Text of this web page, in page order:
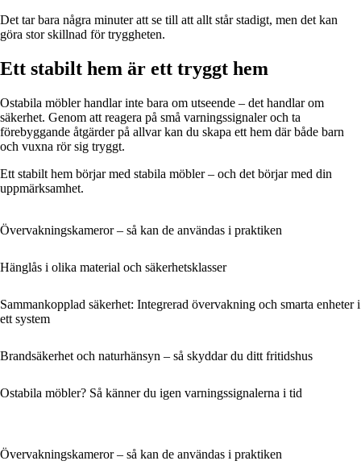
Det tar bara några minuter att se till att allt står stadigt, men det kan
göra stor skillnad för tryggheten.
Ett stabilt hem är ett tryggt hem
Ostabila möbler handlar inte bara om utseende – det handlar om
säkerhet. Genom att reagera på små varningssignaler och ta
förebyggande åtgärder på allvar kan du skapa ett hem där både barn
och vuxna rör sig tryggt.
Ett stabilt hem börjar med stabila möbler – och det börjar med din
uppmärksamhet.
Övervakningskameror – så kan de användas i praktiken
Hänglås i olika material och säkerhetsklasser
Sammankopplad säkerhet: Integrerad övervakning och smarta enheter i
ett system
Brandsäkerhet och naturhänsyn – så skyddar du ditt fritidshus
Ostabila möbler? Så känner du igen varningssignalerna i tid
Övervakningskameror – så kan de användas i praktiken